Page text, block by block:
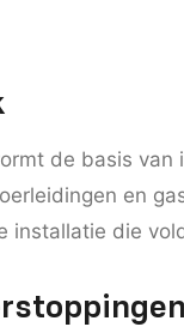
de basis
en
installatie die